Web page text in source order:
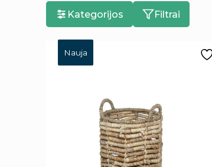
Kategorijos Filtrai
Nauja